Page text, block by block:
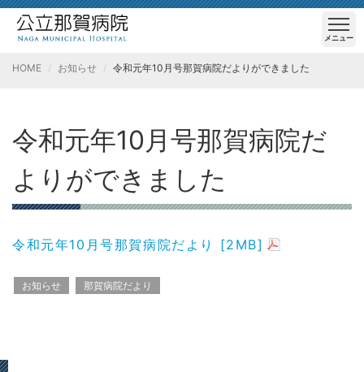
メニュー
HOME お知らせ 令和元年10月号那賀病院だよりができました
令和元年10月号那賀病院だ
よりができました
令和元年10月号那賀病院だより [2MB]
お知らせ 那賀病院だより